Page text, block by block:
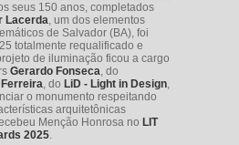
seus 150 anos, completados
Lacerda, um dos elementos
de Salvador (BA), foi
totalmente requalificado e
de iluminação ficou a cargo
Gerardo Fonseca, do
Ferreira, do LiD - Light in Design,
o monumento respeitando
arquitetônicas
Menção Honrosa no LIT
2025.